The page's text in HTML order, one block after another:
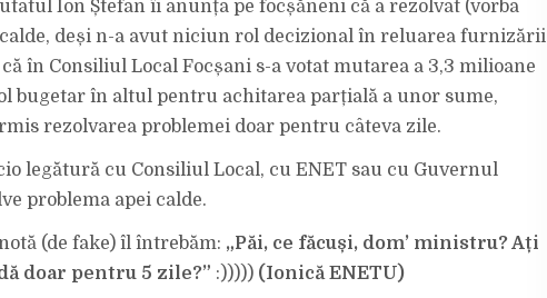
DOM’
MINISTRU?
AȚI
REZOLVAT
CU
CALDĂ
PENTRU
5
:)))))
Ion Ștefan îi anunța pe focșăneni că a rezolvat (vorba
deși n-a avut niciun rol decizional în reluarea furnizării
în Consiliul Local Focșani s-a votat mutarea a 3,3 milioane
bugetar în altul pentru achitarea parțială a unor sume,
rezolvarea problemei doar pentru câteva zile.
legătură cu Consiliul Local, cu ENET sau cu Guvernul
problema apei calde.
(de fake) îl întrebăm: „Păi, ce făcuși, dom’ ministru? Ați
doar pentru 5 zile?” :))))) (Ionică ENETU)